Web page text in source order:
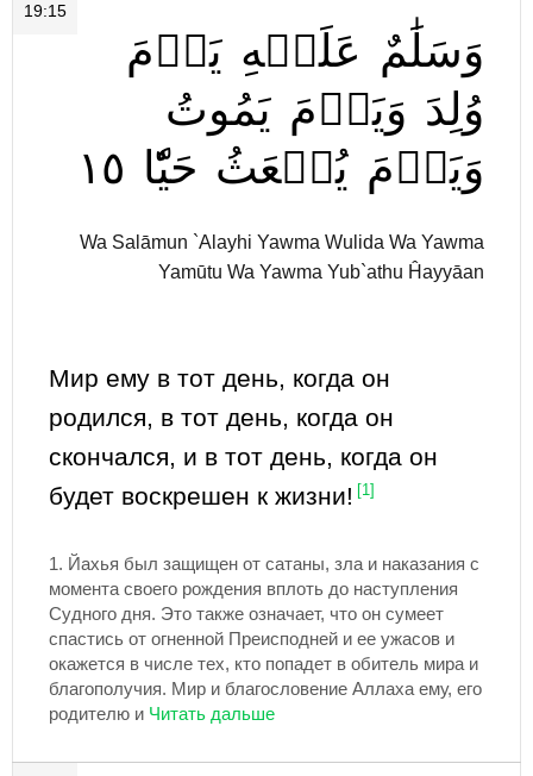
19:15
وَسَلَٰمٌ عَلَيۡهِ يَوۡمَ
وُلِدَ وَيَوۡمَ يَمُوتُ
وَيَوۡمَ يُبۡعَثُ حَيّٗا ١٥
Wa Salāmun `Alayhi Yawma Wulida Wa Yawma
Yamūtu Wa Yawma Yub`athu Ĥayyāan
Мир ему в тот день, когда он
родился, в тот день, когда он
скончался, и в тот день, когда он
будет воскрешен к жизни!
[1]
1. Йахья был защищен от сатаны, зла и наказания с
момента своего рождения вплоть до наступления
Судного дня. Это также означает, что он сумеет
спастись от огненной Преисподней и ее ужасов и
окажется в числе тех, кто попадет в обитель мира и
благополучия. Мир и благословение Аллаха ему, его
родителю и